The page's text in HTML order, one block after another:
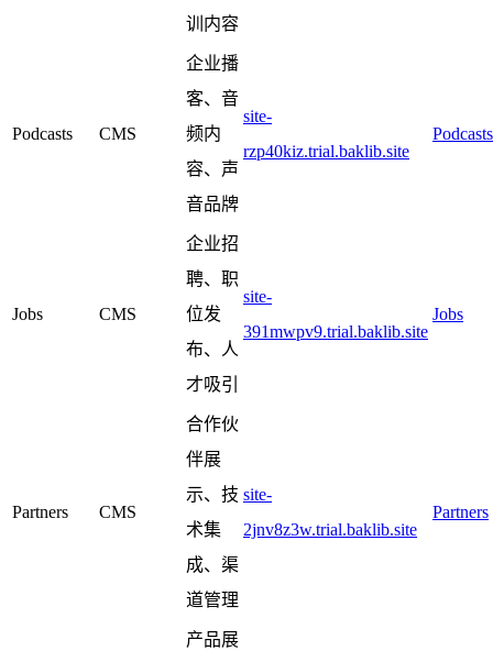
训内容
Podcasts CMS
企业播
客、音
频内
容、声
音品牌
site-
rzp40kiz.trial.baklib.site
Podcasts
Jobs CMS
企业招
聘、职
位发
布、人
才吸引
site-
391mwpv9.trial.baklib.site
Jobs
Partners CMS
合作伙
伴展
示、技
术集
成、渠
道管理
site-
2jnv8z3w.trial.baklib.site
Partners
产品展